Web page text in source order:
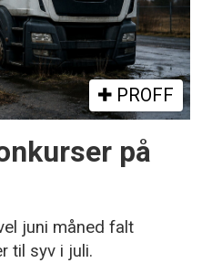
PROFF
på
juni måned falt
til syv i juli.